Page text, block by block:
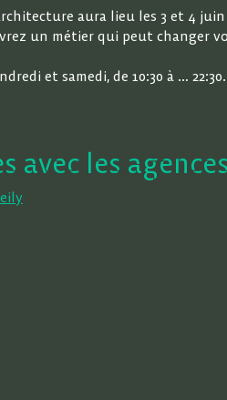
aura lieu les 3 et 4
un métier qui peut
et samedi, de 10:30 à … 22:30.
les